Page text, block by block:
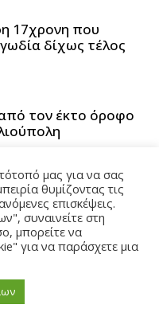
17χρονη που
δίχως τέλος
τον έκτο όροφο
2ο Γυμνάσιο
2025–2026»
ΨΗΦΙΑΚΟ
Δήμου
μας για να σας
θυμίζοντας τις
επισκέψεις.
συναινείτε στη
μπορείτε να
για να παράσχετε μια